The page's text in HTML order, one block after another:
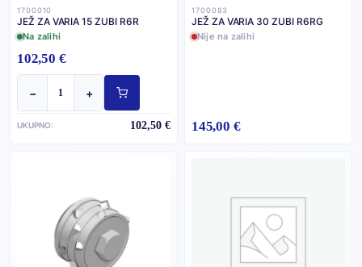
1700010
JEŽ ZA VARIA 15 ZUBI R6R
Na zalihi
102,50 €
− +
UKUPNO: 102,50 €
1700083
JEŽ ZA VARIA 30 ZUBI R6RG
Nije na zalihi
145,00 €